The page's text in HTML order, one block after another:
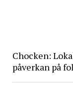
Chocken:
påverkan på